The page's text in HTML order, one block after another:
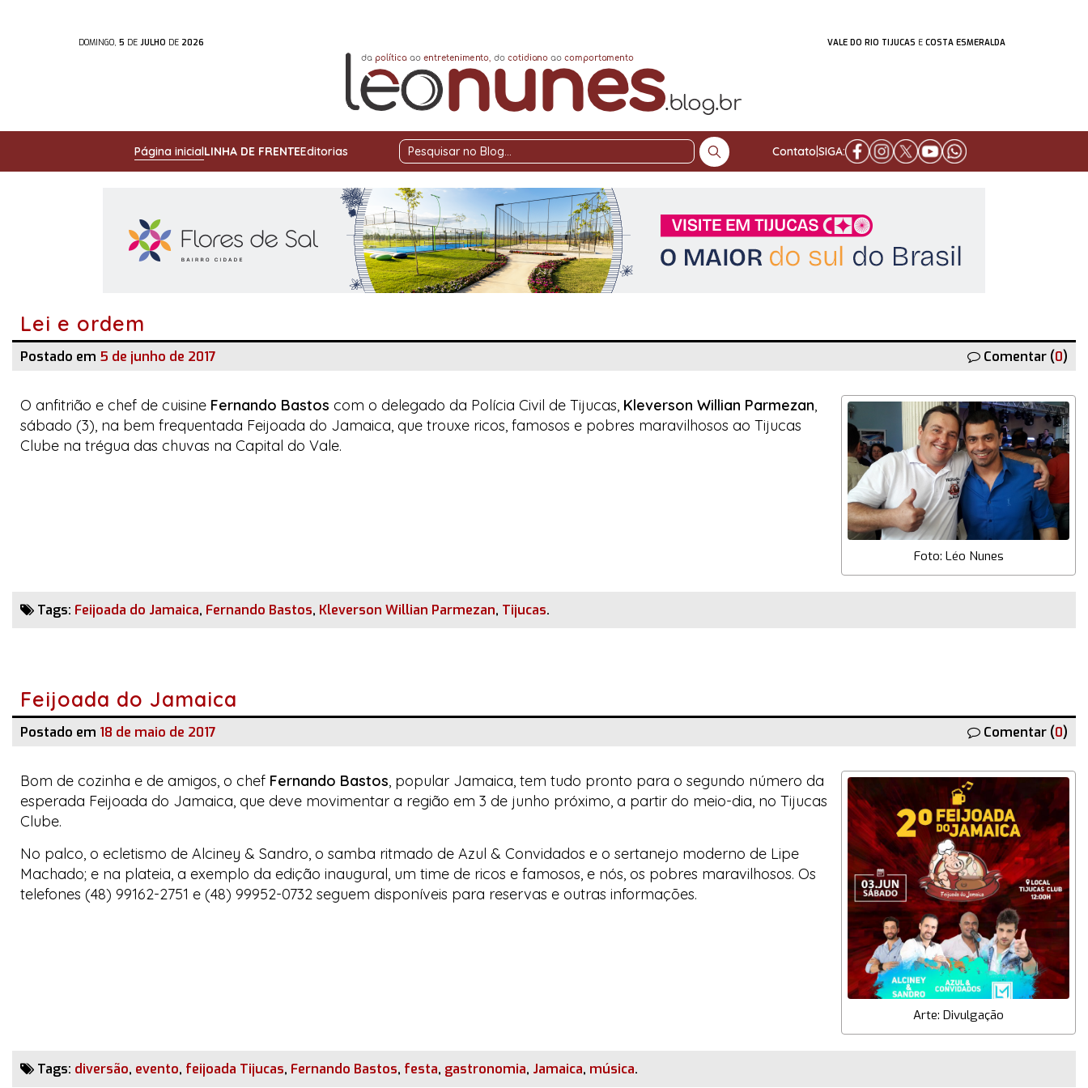
DOMINGO, 5 DE JULHO DE 2026 VALE DO RIO TIJUCAS E COSTA ESMERALDA
Página inicialLINHA DE FRENTEEditorias
Pesquisar
Blog
Contato SIGA:
Lei e ordem
Postado em 5 de junho de 2017 Comentar (0)
Foto: Léo Nunes
O anfitrião e chef de cuisine Fernando Bastos com o delegado da Polícia Civil de Tijucas, Kleverson Willian Parmezan,
sábado (3), na bem frequentada Feijoada do Jamaica, que trouxe ricos, famosos e pobres maravilhosos ao Tijucas
Clube na trégua das chuvas na Capital do Vale.
Tags: Feijoada do Jamaica, Fernando Bastos, Kleverson Willian Parmezan, Tijucas.
Feijoada do Jamaica
Postado em 18 de maio de 2017 Comentar (0)
Arte: Divulgação
Bom de cozinha e de amigos, o chef Fernando Bastos , popular Jamaica, tem tudo pronto para o segundo número da
esperada Feijoada do Jamaica , que deve movimentar a região em 3 de junho próximo, a partir do meio-dia, no Tijucas
Clube.
No palco, o ecletismo de Alciney & Sandro, o samba ritmado de Azul & Convidados e o sertanejo moderno de Lipe
Machado; e na plateia, a exemplo da edição inaugural, um time de ricos e famosos, e nós, os pobres maravilhosos. Os
telefones (48) 99162-2751 e (48) 99952-0732 seguem disponíveis para reservas e outras informações.
Tags: diversão, evento, feijoada Tijucas, Fernando Bastos, festa, gastronomia, Jamaica, música.